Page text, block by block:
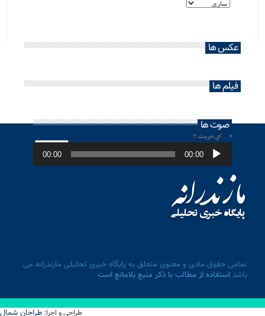
عکس ها
فیلم ها
صوت ها
ای حرمت ۲
پخش‌کننده
صوت 00:00
00:00
تمامی حقوق مادی و معنوی متعلق به پایگاه خبری تحلیلی مازندرانه می
باشداستفاده از مطالب با ذکر منبع بلامانع است
طراحی و اجرا: طراحان شمال